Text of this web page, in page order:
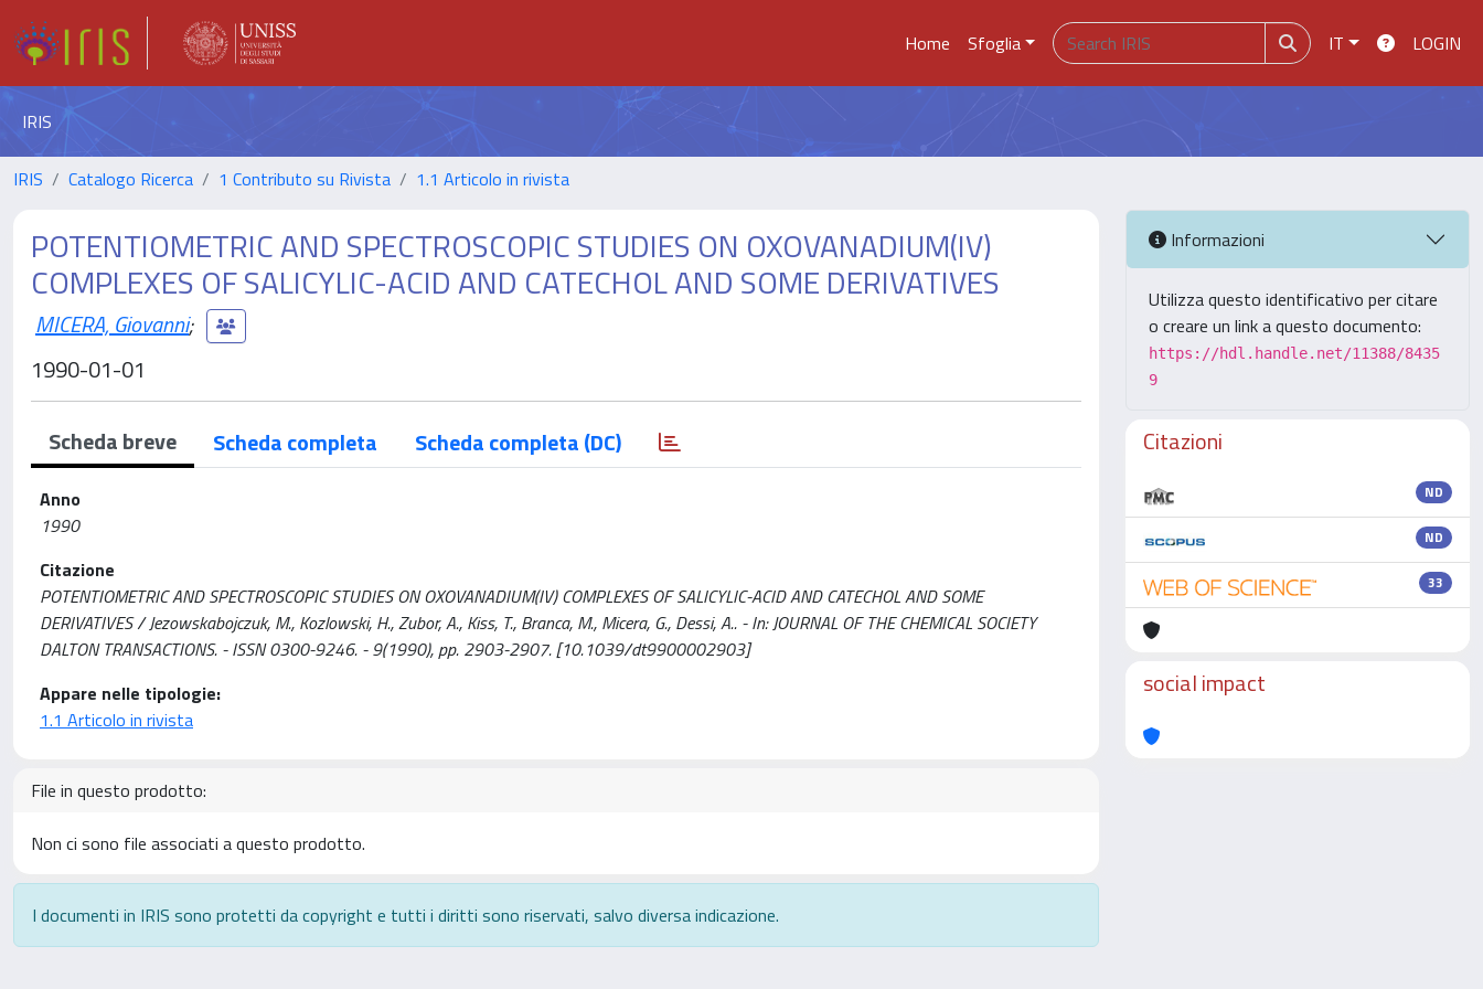
Home Sfoglia IT LOGIN
IRIS
IRIS Catalogo Ricerca 1 Contributo su Rivista 1.1 Articolo in rivista
POTENTIOMETRIC AND SPECTROSCOPIC STUDIES ON OXOVANADIUM(IV)
COMPLEXES OF SALICYLIC-ACID AND CATECHOL AND SOME DERIVATIVES
MICERA, Giovanni;
1990-01-01
Scheda breve Scheda completa Scheda completa (DC)
Anno
1990
Citazione
POTENTIOMETRIC AND SPECTROSCOPIC STUDIES ON OXOVANADIUM(IV) COMPLEXES OF SALICYLIC-ACID AND CATECHOL AND SOME
DERIVATIVES / Jezowskabojczuk, M., Kozlowski, H., Zubor, A., Kiss, T., Branca, M., Micera, G., Dessi, A.. - In: JOURNAL OF THE CHEMICAL SOCIETY
DALTON TRANSACTIONS. - ISSN 0300-9246. - 9(1990), pp. 2903-2907. [10.1039/dt9900002903]
Appare nelle tipologie:
1.1 Articolo in rivista
File in questo prodotto:
Non ci sono file associati a questo prodotto.
I documenti in IRIS sono protetti da copyright e tutti i diritti sono riservati, salvo diversa indicazione.
Informazioni
Utilizza questo identificativo per citare
o creare un link a questo documento:
https://hdl.handle.net/11388/8435
9
Citazioni
ND
ND
33
social impact